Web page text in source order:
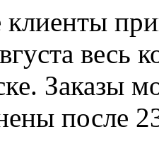
весь
Заказы
после